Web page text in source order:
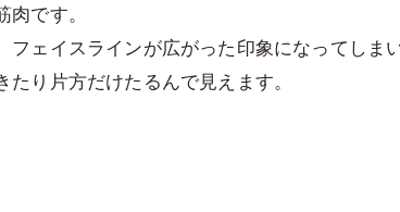
です。
ェイスラインが広がった印象になってしま
り片方だけたるんで見えます。